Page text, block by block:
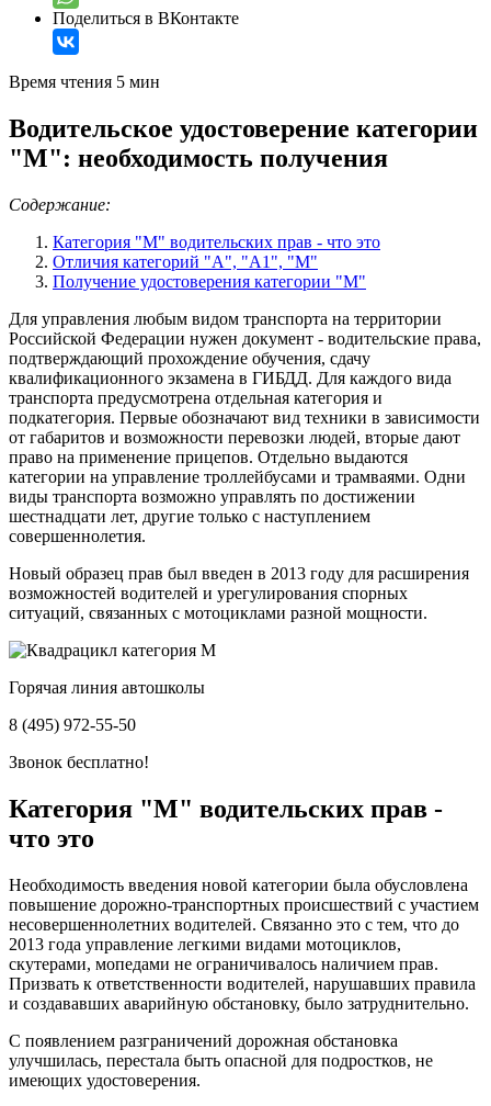
Поделиться в ВКонтакте
Время чтения 5 мин
Водительское удостоверение категории
"М": необходимость получения
Содержание:
Категория "М" водительских прав - что это
Отличия категорий "А", "А1", "М"
Получение удостоверения категории "М"
Для управления любым видом транспорта на территории
Российской Федерации нужен документ - водительские права,
подтверждающий прохождение обучения, сдачу
квалификационного экзамена в ГИБДД. Для каждого вида
транспорта предусмотрена отдельная категория и
подкатегория. Первые обозначают вид техники в зависимости
от габаритов и возможности перевозки людей, вторые дают
право на применение прицепов. Отдельно выдаются
категории на управление троллейбусами и трамваями. Одни
виды транспорта возможно управлять по достижении
шестнадцати лет, другие только с наступлением
совершеннолетия.
Новый образец прав был введен в 2013 году для расширения
возможностей водителей и урегулирования спорных
ситуаций, связанных с мотоциклами разной мощности.
Горячая линия автошколы
8 (495) 972-55-50
Звонок бесплатно!
Категория "М" водительских прав -
что это
Необходимость введения новой категории была обусловлена
повышение дорожно-транспортных происшествий с участием
несовершеннолетних водителей. Связанно это с тем, что до
2013 года управление легкими видами мотоциклов,
скутерами, мопедами не ограничивалось наличием прав.
Призвать к ответственности водителей, нарушавших правила
и создававших аварийную обстановку, было затруднительно.
С появлением разграничений дорожная обстановка
улучшилась, перестала быть опасной для подростков, не
имеющих удостоверения.